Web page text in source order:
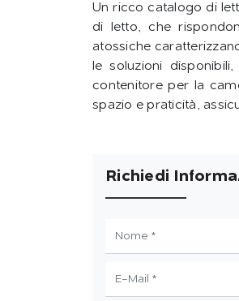
Un ricco catalogo di
di letto, che
atossiche
le soluzioni
contenitore per la
spazio e praticità,
Richiedi